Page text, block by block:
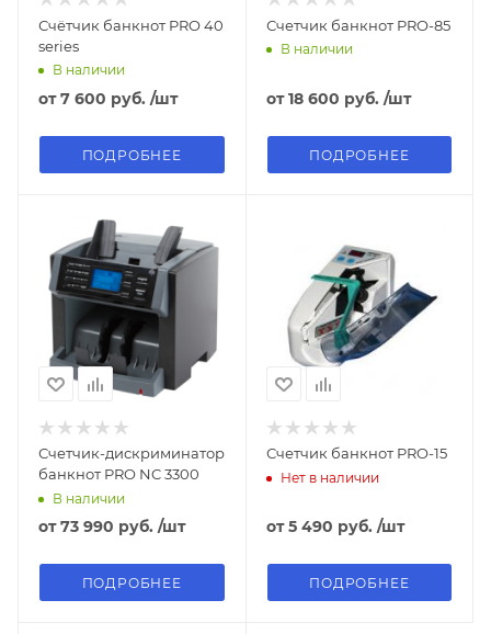
Счётчик банкнот PRO 40
series
В наличии
от7 600 руб. /шт
ПОДРОБНЕЕ
Счетчик банкнот PRO-85
В наличии
от18 600 руб. /шт
ПОДРОБНЕЕ
Счетчик-дискриминатор
банкнот PRO NC 3300
В наличии
от73 990 руб. /шт
ПОДРОБНЕЕ
Счетчик банкнот PRO-15
Нет в наличии
от5 490 руб. /шт
ПОДРОБНЕЕ